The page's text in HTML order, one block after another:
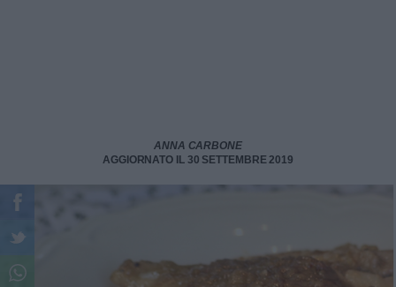
ANNA CARBONE
AGGIORNATO IL 30 SETTEMBRE 2019